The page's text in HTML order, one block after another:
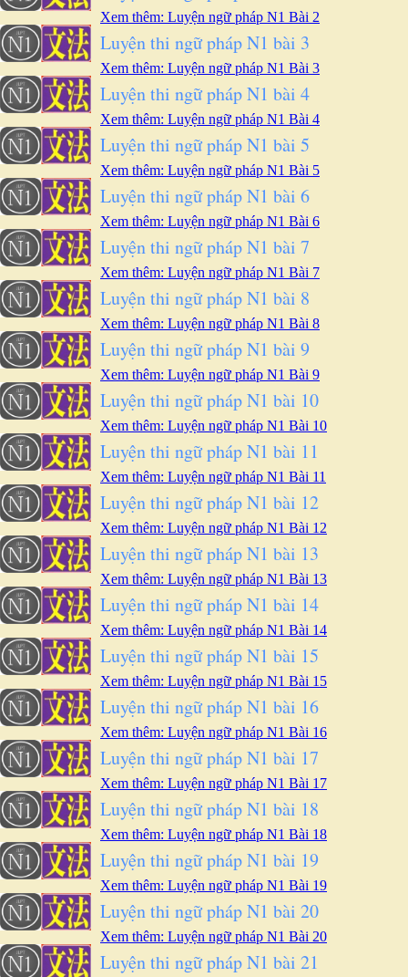
Xem thêm: Luyện ngữ pháp N1 Bài 2
Luyện thi ngữ pháp N1 bài 3
Xem thêm: Luyện ngữ pháp N1 Bài 3
Luyện thi ngữ pháp N1 bài 4
Xem thêm: Luyện ngữ pháp N1 Bài 4
Luyện thi ngữ pháp N1 bài 5
Xem thêm: Luyện ngữ pháp N1 Bài 5
Luyện thi ngữ pháp N1 bài 6
Xem thêm: Luyện ngữ pháp N1 Bài 6
Luyện thi ngữ pháp N1 bài 7
Xem thêm: Luyện ngữ pháp N1 Bài 7
Luyện thi ngữ pháp N1 bài 8
Xem thêm: Luyện ngữ pháp N1 Bài 8
Luyện thi ngữ pháp N1 bài 9
Xem thêm: Luyện ngữ pháp N1 Bài 9
Luyện thi ngữ pháp N1 bài 10
Xem thêm: Luyện ngữ pháp N1 Bài 10
Luyện thi ngữ pháp N1 bài 11
Xem thêm: Luyện ngữ pháp N1 Bài 11
Luyện thi ngữ pháp N1 bài 12
Xem thêm: Luyện ngữ pháp N1 Bài 12
Luyện thi ngữ pháp N1 bài 13
Xem thêm: Luyện ngữ pháp N1 Bài 13
Luyện thi ngữ pháp N1 bài 14
Xem thêm: Luyện ngữ pháp N1 Bài 14
Luyện thi ngữ pháp N1 bài 15
Xem thêm: Luyện ngữ pháp N1 Bài 15
Luyện thi ngữ pháp N1 bài 16
Xem thêm: Luyện ngữ pháp N1 Bài 16
Luyện thi ngữ pháp N1 bài 17
Xem thêm: Luyện ngữ pháp N1 Bài 17
Luyện thi ngữ pháp N1 bài 18
Xem thêm: Luyện ngữ pháp N1 Bài 18
Luyện thi ngữ pháp N1 bài 19
Xem thêm: Luyện ngữ pháp N1 Bài 19
Luyện thi ngữ pháp N1 bài 20
Xem thêm: Luyện ngữ pháp N1 Bài 20
Luyện thi ngữ pháp N1 bài 21